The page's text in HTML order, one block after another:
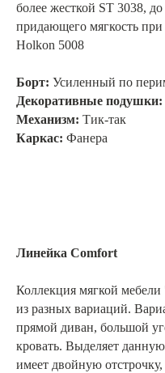
более жесткой ST 3038,
придающего мягкость
Holkon 5008
Борт: Усиленный по
Декоративные подушки:
Механизм: Тик-так
Каркас: Фанера
Линейка Comfort
Коллекция мягкой
из разных вариаций.
прямой диван, большой
кровать. Выделяет
имеет двойную